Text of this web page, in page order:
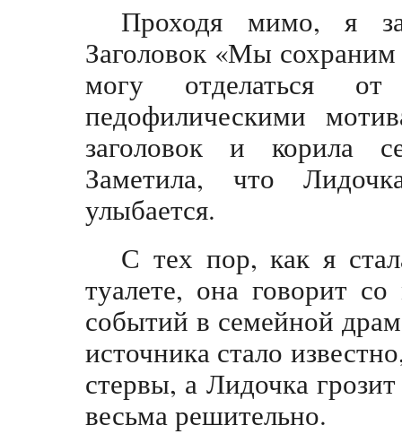
Проходя мимо, я
Заголовок «Мы
могу отделаться
педофилическими
заголовок и корила
Заметила, что
улыбается.
С тех пор, как я
туалете, она говорит
событий в семейной
источника стало
стервы, а Лидочка
весьма решительно.